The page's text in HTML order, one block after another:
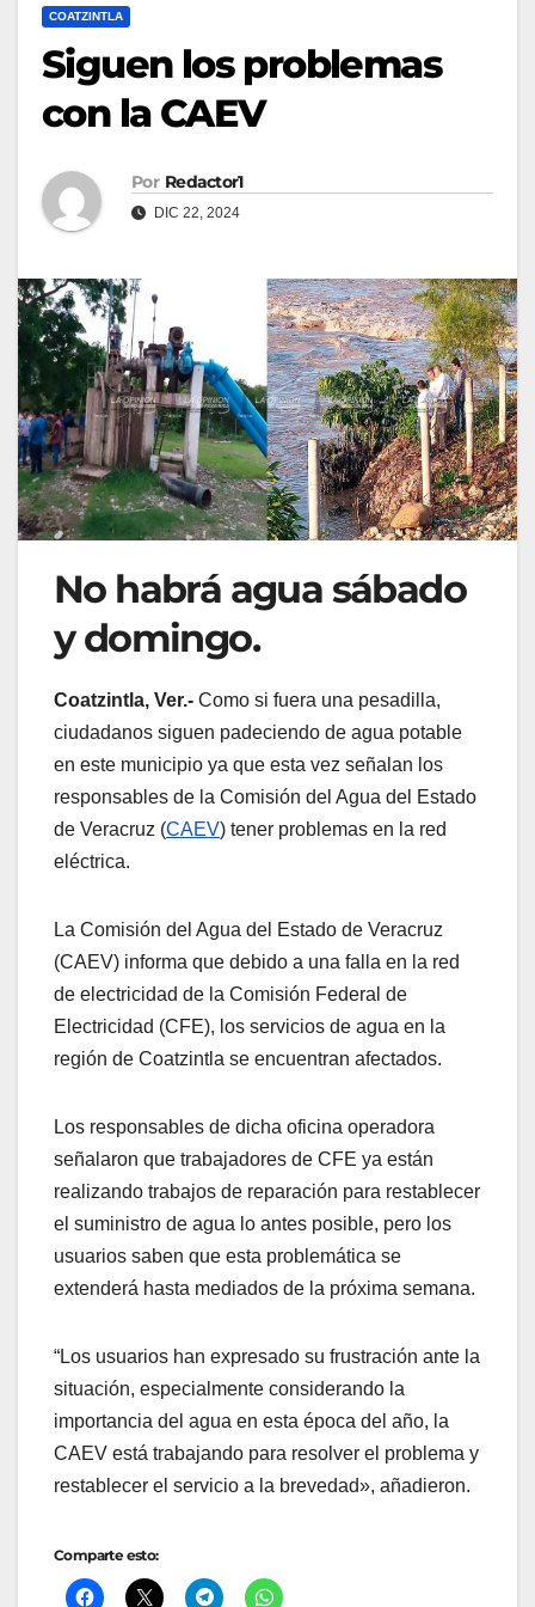
COATZINTLA
Siguen los problemas
con la CAEV
Por Redactor1
DIC 22, 2024
No habrá agua sábado
y domingo.
Coatzintla, Ver.- Como si fuera una pesadilla,
ciudadanos siguen padeciendo de agua potable
en este municipio ya que esta vez señalan los
responsables de la Comisión del Agua del Estado
de Veracruz (CAEV) tener problemas en la red
eléctrica.
La Comisión del Agua del Estado de Veracruz
(CAEV) informa que debido a una falla en la red
de electricidad de la Comisión Federal de
Electricidad (CFE), los servicios de agua en la
región de Coatzintla se encuentran afectados.
Los responsables de dicha oficina operadora
señalaron que trabajadores de CFE ya están
realizando trabajos de reparación para restablecer
el suministro de agua lo antes posible, pero los
usuarios saben que esta problemática se
extenderá hasta mediados de la próxima semana.
“Los usuarios han expresado su frustración ante la
situación, especialmente considerando la
importancia del agua en esta época del año, la
CAEV está trabajando para resolver el problema y
restablecer el servicio a la brevedad», añadieron.
Comparte esto: